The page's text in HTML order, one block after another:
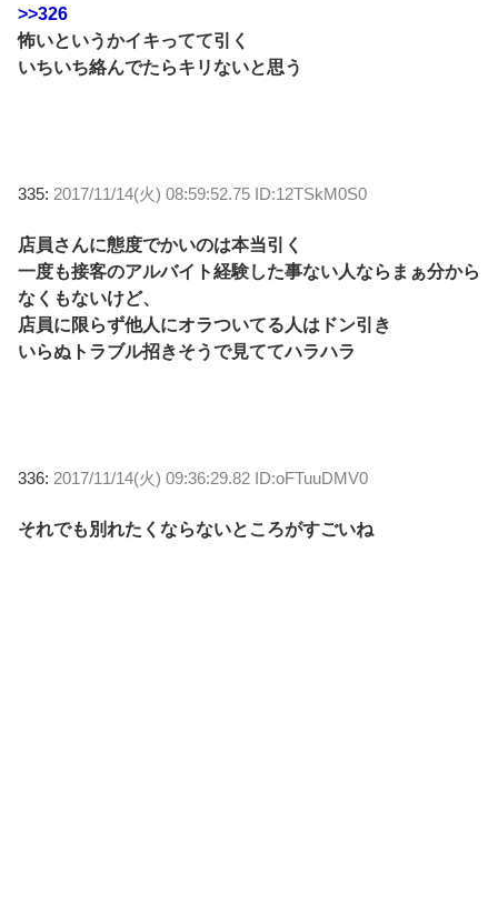
>>326
怖いというかイキってて引く
いちいち絡んでたらキリないと思う
335: 2017/11/14(火) 08:59:52.75 ID:12TSkM0S0
店員さんに態度でかいのは本当引く
一度も接客のアルバイト経験した事ない人ならまぁ分から
なくもないけど、
店員に限らず他人にオラついてる人はドン引き
いらぬトラブル招きそうで見ててハラハラ
336: 2017/11/14(火) 09:36:29.82 ID:oFTuuDMV0
それでも別れたくならないところがすごいね